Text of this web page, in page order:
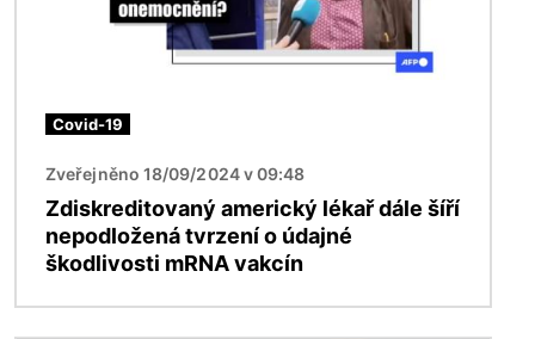
Covid-19
Zveřejněno 18/09/2024 v 09:48
Zdiskreditovaný americký lékař dále šíří
nepodložená tvrzení o údajné
škodlivosti mRNA vakcín